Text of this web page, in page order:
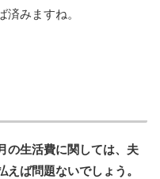
みますね。
の生活費に関しては、夫
ば問題ないでしょう。